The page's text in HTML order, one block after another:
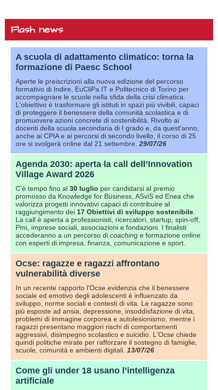
Flash news
A scuola di adattamento climatico: torna la
formazione di Paesc School
Aperte le preiscrizioni alla nuova edizione del percorso
formativo di Indire, EuCliPa.IT e Politecnico di Torino per
accompagnare le scuole nella sfida della crisi climatica.
L'obiettivo è trasformare gli istituti in spazi più vivibili, capaci
di proteggere il benessere della comunità scolastica e di
promuovere azioni concrete di sostenibilità. Rivolto ai
docenti della scuola secondaria di I grado e, da quest'anno,
anche ai CPIA e ai percorsi di secondo livello, il corso di 25
ore si svolgerà online dal 21 settembre. 29/07/26
Agenda 2030: aperta la call dell’Innovation
Village Award 2026
C'è tempo fino al 30 luglio per candidarsi al premio
promosso da Knowledge for Business, ASviS ed Enea che
valorizza progetti innovativi capaci di contribuire al
raggiungimento dei 17 Obiettivi di sviluppo sostenibile
La call è aperta a professionisti, ricercatori, startup, spin-off,
Pmi, imprese sociali, associazioni e fondazioni. I finalisti
accederanno a un percorso di coaching e formazione online
con esperti di impresa, finanza, comunicazione e sport.
Ocse: ragazze e ragazzi affrontano
vulnerabilità diverse
In un recente rapporto l'Ocse evidenzia che il benessere
sociale ed emotivo degli adolescenti è influenzato da
sviluppo, norme sociali e contesti di vita. Le ragazze sono
più esposte ad ansia, depressione, insoddisfazione di vita,
problemi di immagine corporea e autolesionismo, mentre i
ragazzi presentano maggiori rischi di comportamenti
aggressivi, disimpegno scolastico e suicidio. L'Ocse chiede
quindi politiche mirate per rafforzare il sostegno di famiglie,
scuole, comunità e ambienti digitali. 13/07/26
Come gli under 18 usano l’intelligenza
artificiale